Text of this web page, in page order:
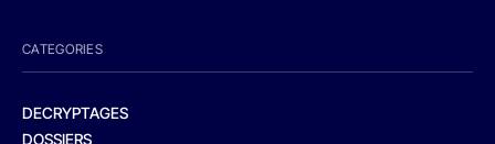
CATEGORIES
DECRYPTAGES
DOSSIERS